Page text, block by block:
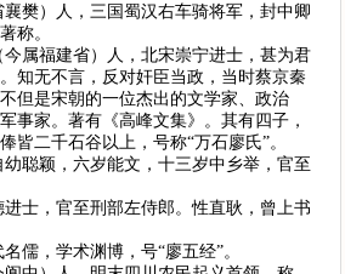
樊）人，三国蜀汉右车骑将军，封中卿
称。
属福建省）人，北宋崇宁进士，甚为君
知无不言，反对奸臣当政，当时蔡京秦
但是宋朝的一位杰出的文学家、政治
事家。著有《高峰文集》。其有四子，
皆二千石谷以上，号称“万石廖氏”。
聪颖，六岁能文，十三岁中乡举，官至
士，官至刑部左侍郎。性直耿，曾上书
儒，学术渊博，号“廖五经”。